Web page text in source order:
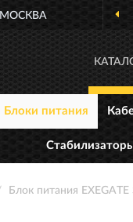
МОСКВА
Блоки питания
Блок питания